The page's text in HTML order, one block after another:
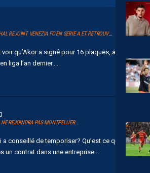
REDOUANE HALHAL REJOINT VENEZIA FC EN SERIE A ET RETROUVERA AKOR ADAMS
qu’Akor a signé pour 16 plaques, après
liga l’an dernier....
REJOINDRA PAS MONTPELLIER…
conseillé de temporiser? Qu’est ce qu’il
un contrat dans une entreprise...